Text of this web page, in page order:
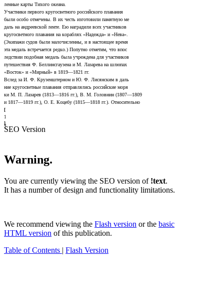
ленные карты Тихого океана.
Участники первого кругосветного российского плавания
были особо отмечены. В их честь изготовили памятную ме­
даль на андреевской ленте. Ею наградили всех участников
кругосветного плавания на кораблях «Надежда» и «Нева».
(Экипажи судов были малочисленны, и в настоящее время
эта медаль встречается редко.) Попутно отметим, что впос­
ледствии подобная медаль была учреждена для участников
путешествия Ф. Беллинсгаузена и М. Лазарева на шлюпах
«Восток» и «Мирный» в 1819—1821 гг.
Вслед за И. Ф. Крузенштерном и Ю. Ф. Лисянским в даль­
ние кругосветные плавания отправлялись российские моря­
ки М. П. Лазарев (1813—1816 гг.), В. М. Головнин (1807—1809
и 1817—1819 гг.), О. Е. Коцебу (1815—1818 гг.). Относительно
[
1
3
]
SEO Version
Warning.
You are currently viewing the SEO version of !text.
It has a number of design and functionality limitations.
We recommend viewing the Flash version or the basic
HTML version of this publication.
Table of Contents | Flash Version